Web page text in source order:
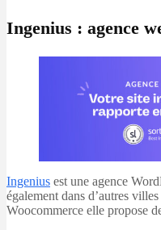
Ingenius : agence
Ingenius est une agence
également dans d’autres
Woocommerce elle propose